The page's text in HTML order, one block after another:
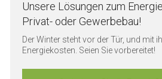
Unsere Lösungen zum
Privat- oder Gewerbebau!
Der Winter steht vor der Tür, und mit
Energiekosten. Seien Sie vorbereitet!